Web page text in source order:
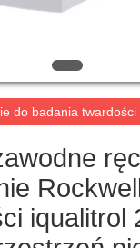
do badania twardości
iqualitrol